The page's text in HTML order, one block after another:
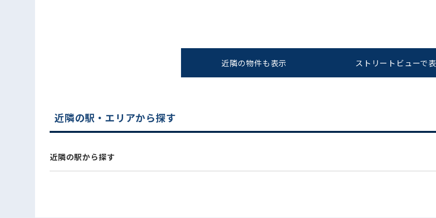
スムーズにご案内できます
0120-620-213
電話でお問い合わせ
近隣の物件も表示 ストリートビューで
近隣の駅・エリアから探す
近隣の駅から探す